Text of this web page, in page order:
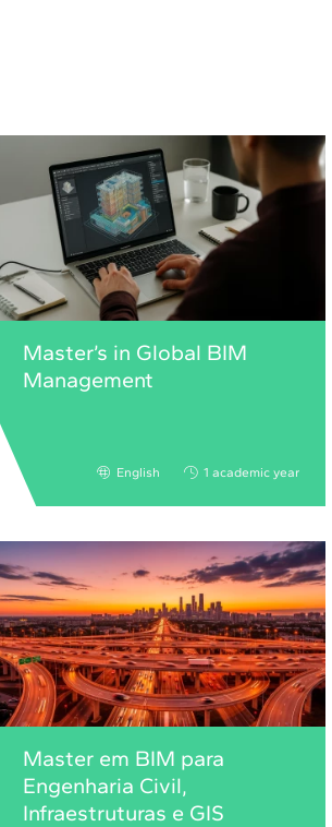
Master’s in Global BIM
Management
English 1 academic year
Master em BIM para
Engenharia Civil,
Infraestruturas e GIS